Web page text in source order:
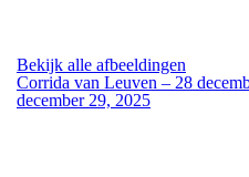
Bekijk alle afbeeldingen
Corrida van Leuven – 28
december 29, 2025